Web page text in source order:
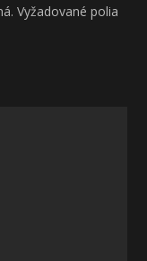
Vyžadované polia